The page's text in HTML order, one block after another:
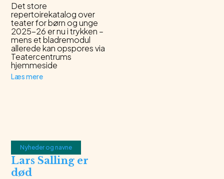
Det store
repertoirekatalog over
teater for børn og unge
2025-26 er nu i trykken –
mens et bladremodul
allerede kan opspores via
Teatercentrums
hjemmeside
Læs mere
Nyheder og navne
Lars Salling er
død